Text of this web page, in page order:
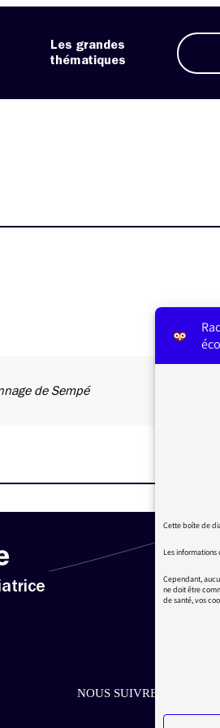
Les grandes
thématiques
de Sempé
NOUS SUIVRE SUR LES
Cette boîte de
Les
Cependant,
ne doit être
de santé, vos